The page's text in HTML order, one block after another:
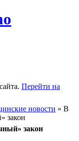
Перейти на
новости » В
закон
закон